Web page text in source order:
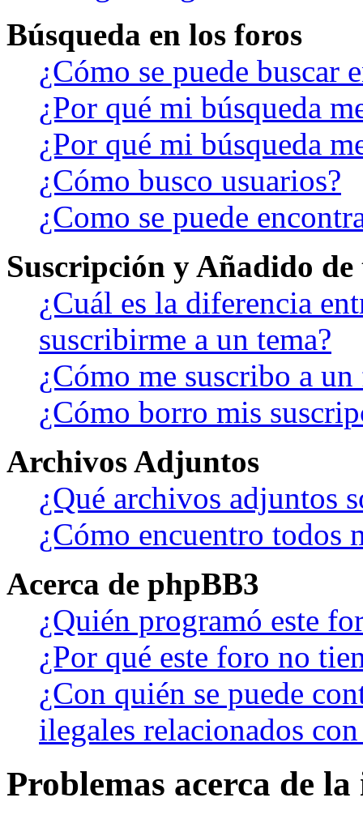
Búsqueda en los foros
¿Cómo se puede buscar
¿Por qué mi búsqueda
¿Por qué mi búsqueda
¿Cómo busco usuarios?
¿Como se puede
Suscripción y Añadido
¿Cuál es la diferencia
suscribirme a un tema?
¿Cómo me suscribo a
¿Cómo borro mis
Archivos Adjuntos
¿Qué archivos adjuntos
¿Cómo encuentro todos
Acerca de phpBB3
¿Quién programó este
¿Por qué este foro no
¿Con quién se puede
ilegales relacionados
Problemas acerca de